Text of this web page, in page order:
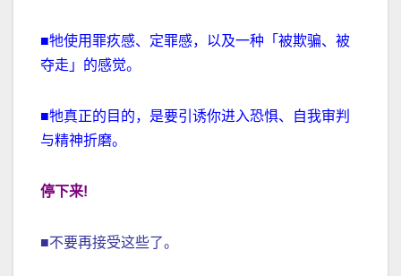
■牠使用罪疚感、定罪感，以及一种「被欺骗、被
夺走」的感觉。
■牠真正的目的，是要引诱你进入恐惧、自我审判
与精神折磨。
停下来!
■不要再接受这些了。